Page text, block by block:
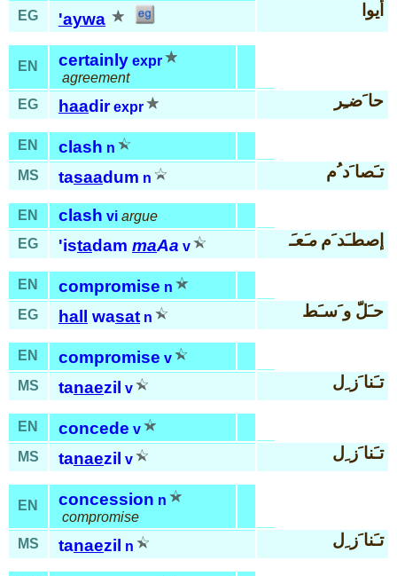
EG
'aywa أيوا
EN certainly expr
agreement
EG
haadir expr حا َضـِر
EN clash n
MS
tasaadum n تـَصا َد ُم
EN clash vi argue
EG
'istadam maAa v إصطـَد َممـَعـَ
EN compromise n
EG
hall wasat n حـَلّ و َسـَط
EN compromise v
MS
tanaezil v تـَنا َز ِل
EN concede v
MS
tanaezil v تـَنا َز ِل
EN concession n
compromise
MS
tanaezil n تـَنا َز ِل